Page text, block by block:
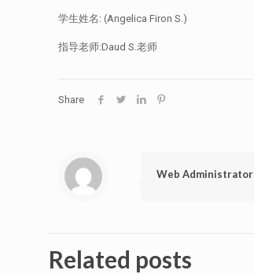
学生姓名: (Angelica Firon S.)
指导老师:Daud S.老师
Share
Web Administrator
Related posts